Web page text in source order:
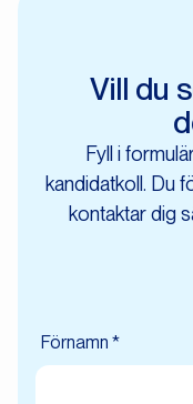
Vill du
Fyll i
kandidatkoll. Du
kontaktar dig
Förnamn *